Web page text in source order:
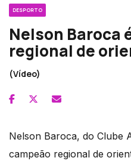
DESPORTO
Nelson Baroca
regional de
(Vídeo)
Nelson Baroca, do Clube
campeão regional de